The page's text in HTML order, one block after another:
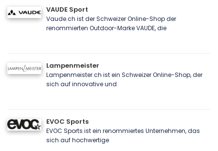
VAUDE Sport
Vaude.ch ist der Schweizer Online-Shop der
renommierten Outdoor-Marke VAUDE, die
Lampenmeister
Lampenmeister.ch ist ein Schweizer Online-Shop, der
sich auf innovative und
EVOC Sports
EVOC Sports ist ein renommiertes Unternehmen, das
sich auf hochwertige